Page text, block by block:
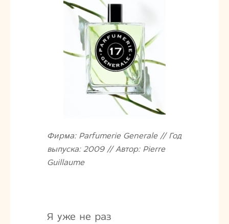
Фирма: Parfumerie Generale // Год
выпуска: 2009 // Автор: Pierre
Guillaume
Я уже не раз